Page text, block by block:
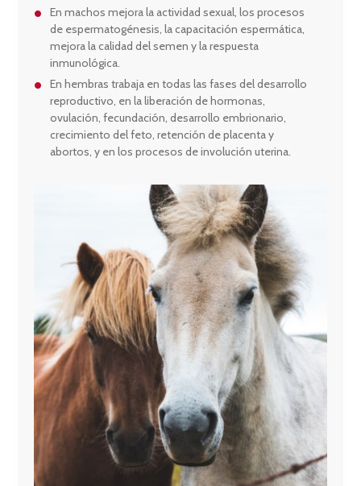
En machos mejora la actividad sexual, los procesos
de espermatogénesis, la capacitación espermática,
mejora la calidad del semen y la respuesta
inmunológica.
En hembras trabaja en todas las fases del desarrollo
reproductivo, en la liberación de hormonas,
ovulación, fecundación, desarrollo embrionario,
crecimiento del feto, retención de placenta y
abortos, y en los procesos de involución uterina.